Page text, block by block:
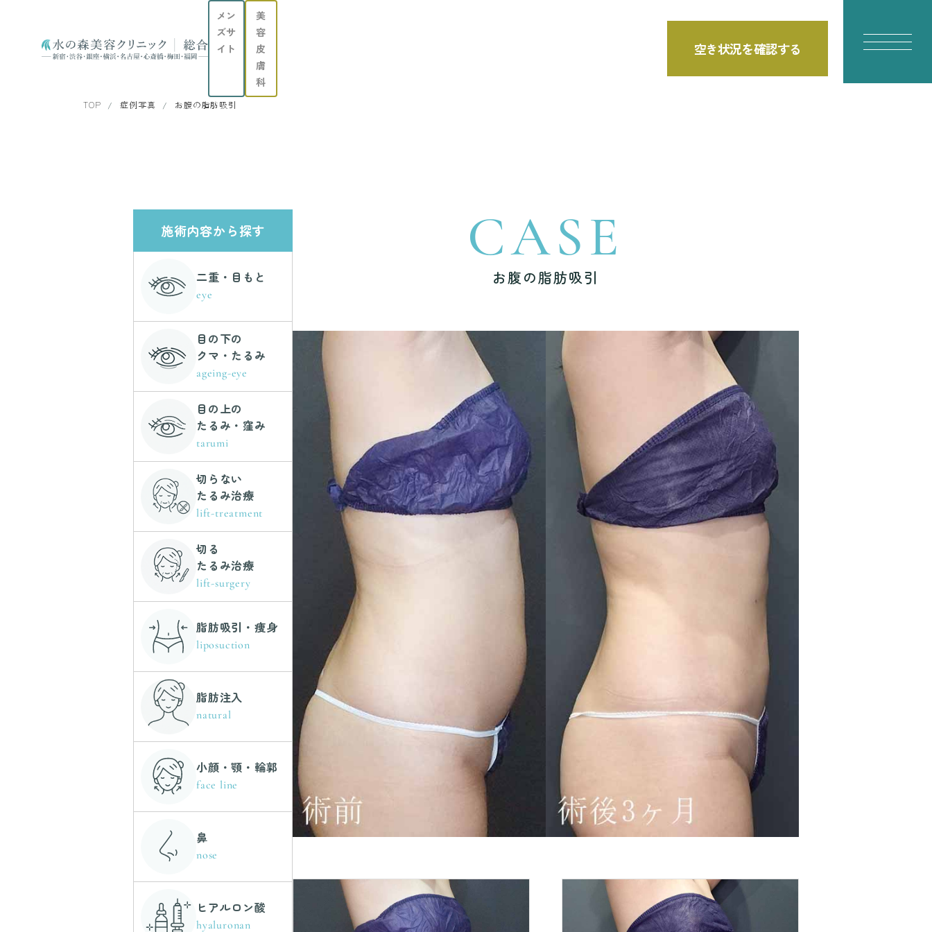
メン
ズサ
イト
美
容
皮
膚
科
空き状況を確認する
TOP 症例写真 お腹の脂肪吸引
CASE
お腹の脂肪吸引
施術内容から探す
二重・目もと
eye
目の下の
クマ・たるみ
ageing-eye
目の上の
たるみ・窪み
tarumi
切らない
たるみ治療
lift-treatment
切る
たるみ治療
lift-surgery
脂肪吸引・痩身
liposuction
脂肪注入
natural
小顔・顎・輪郭
face line
鼻
nose
ヒアルロン酸
hyaluronan